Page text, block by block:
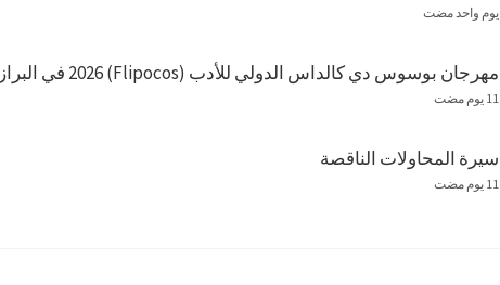
يوم واحد مضت
مهرجان بوسوس دي كالداس الدولي للأدب (Flipocos) 2026 في البرازيل
11 يوم مضت
سيرة المحاولات الناقصة
11 يوم مضت